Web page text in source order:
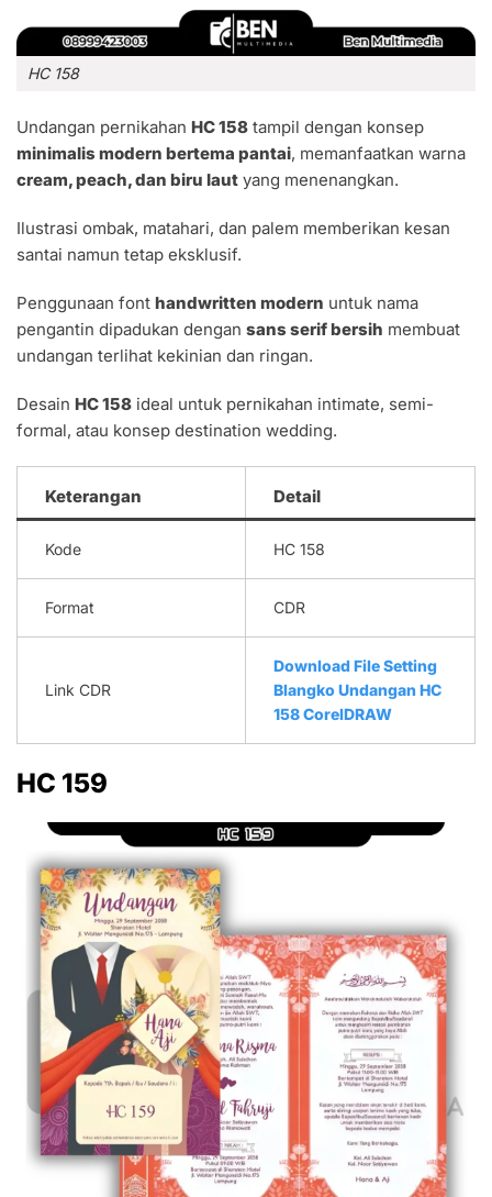
HC 158
Undangan pernikahan HC 158 tampil dengan konsep
minimalis modern bertema pantai, memanfaatkan warna
cream, peach, dan biru laut yang menenangkan.
Ilustrasi ombak, matahari, dan palem memberikan kesan
santai namun tetap eksklusif.
Penggunaan font handwritten modern untuk nama
pengantin dipadukan dengan sans serif bersih membuat
undangan terlihat kekinian dan ringan.
Desain HC 158 ideal untuk pernikahan intimate, semi-
formal, atau konsep destination wedding.
Keterangan Detail
Kode HC 158
Format CDR
Link CDR
Download File Setting
Blangko Undangan HC
158 CorelDRAW
HC 159